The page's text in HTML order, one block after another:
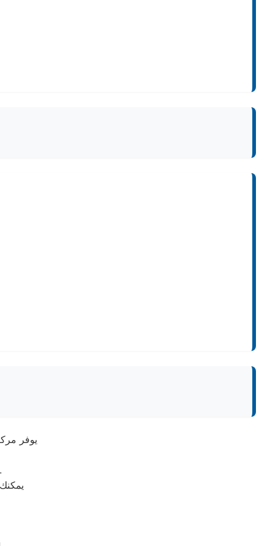
يوفر
مع توفير حلول سريعة وفعالة لجميع أنواع الأجهزة المنزلية داخل المنازل.